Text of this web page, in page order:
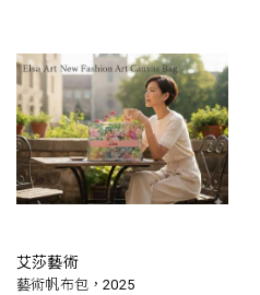
艾莎藝術
藝術帆布包，2025